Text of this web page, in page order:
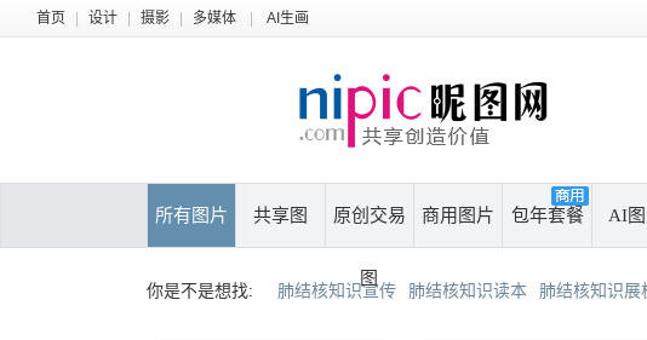
首页 设计 摄影 多媒体 AI生画
所有图片 共享图 原创交易
图
商用图片 包年套餐 AI
你是不是想找: 肺结核知识宣传 肺结核知识读本 肺结核知识展